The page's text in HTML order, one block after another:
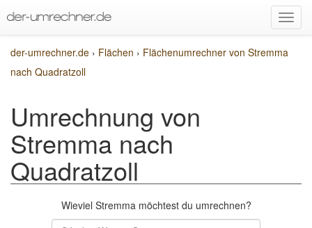
der-umrechner.de › Flächen › Flächenumrechner von Stremma
nach Quadratzoll
Umrechnung von
Stremma nach
Quadratzoll
Wieviel Stremma möchtest du umrechnen?